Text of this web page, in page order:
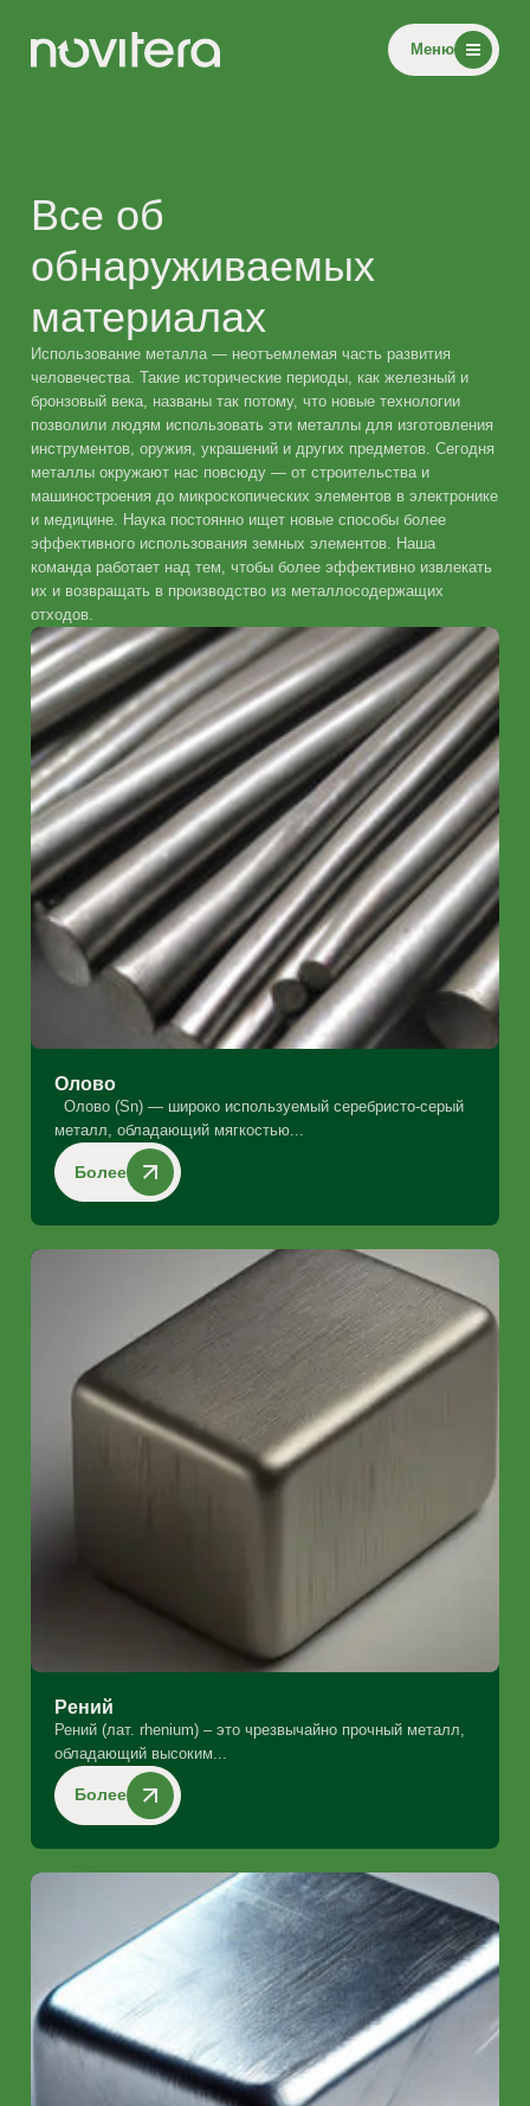
Меню
Все об
обнаруживаемых
материалах
Использование металла — неотъемлемая часть развития
человечества. Такие исторические периоды, как железный и
бронзовый века, названы так потому, что новые технологии
позволили людям использовать эти металлы для изготовления
инструментов, оружия, украшений и других предметов. Сегодня
металлы окружают нас повсюду — от строительства и
машиностроения до микроскопических элементов в электронике
и медицине. Наука постоянно ищет новые способы более
эффективного использования земных элементов. Наша
команда работает над тем, чтобы более эффективно извлекать
их и возвращать в производство из металлосодержащих
отходов.
Oлово
Олово (Sn) — широко используемый серебристо-серый
металл, обладающий мягкостью...
Более
Рений
Рений (лат. rhenium) – это чрезвычайно прочный металл,
обладающий высоким...
Более